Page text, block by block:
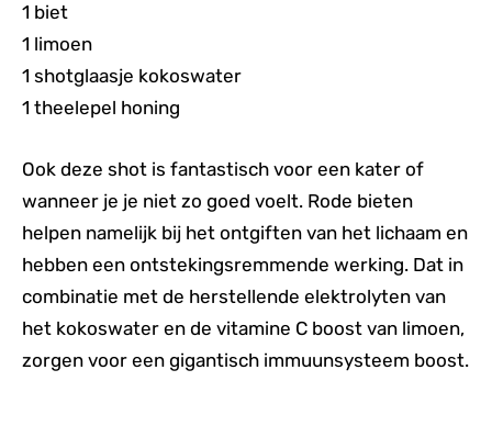
1 biet
1 limoen
1 shotglaasje kokoswater
1 theelepel honing
Ook deze shot is fantastisch voor een kater of
wanneer je je niet zo goed voelt. Rode bieten
helpen namelijk bij het ontgiften van het lichaam en
hebben een ontstekingsremmende werking. Dat in
combinatie met de herstellende elektrolyten van
het kokoswater en de vitamine C boost van limoen,
zorgen voor een gigantisch immuunsysteem boost.